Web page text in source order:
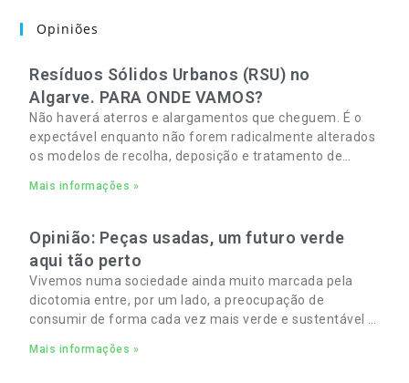
Opiniões
Resíduos Sólidos Urbanos (RSU) no
Algarve. PARA ONDE VAMOS?
Não haverá aterros e alargamentos que cheguem. É o
expectável enquanto não forem radicalmente alterados
os modelos de recolha, deposição e tratamento de
Mais informações »
Opinião: Peças usadas, um futuro verde
aqui tão perto
Vivemos numa sociedade ainda muito marcada pela
dicotomia entre, por um lado, a preocupação de
consumir de forma cada vez mais verde e sustentável e,
e familiares cada vez mais apertados.
Mais informações »